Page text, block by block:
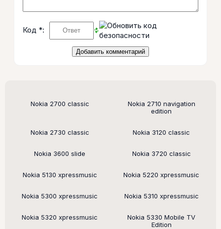
Код *:
Поддерживаемые модели
Nokia 2700 classic
Nokia 2710 navigation
edition
Nokia 2730 classic Nokia 3120 classic
Nokia 3600 slide Nokia 3720 classic
Nokia 5130 xpressmusic Nokia 5220 xpressmusic
Nokia 5300 xpressmusic Nokia 5310 xpressmusic
Nokia 5320 xpressmusic
Nokia 5330 Mobile TV
Edition